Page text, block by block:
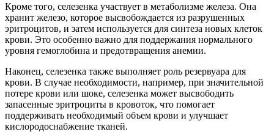
Кроме того, селезенка участвует в метаболизме железа. Она
хранит железо, которое высвобождается из разрушенных
эритроцитов, и затем используется для синтеза новых клеток
крови. Это особенно важно для поддержания нормального
уровня гемоглобина и предотвращения анемии.
Наконец, селезенка также выполняет роль резервуара для
крови. В случае необходимости, например, при значительной
потере крови или шоке, селезенка может высвободить
запасенные эритроциты в кровоток, что помогает
поддерживать необходимый объем крови и улучшает
кислородоснабжение тканей.